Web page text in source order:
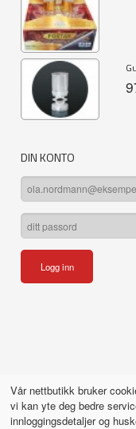
DIN KONTO
Vår nettbutikk bruker
vi kan yte deg bedre
innloggingsdetaljer og